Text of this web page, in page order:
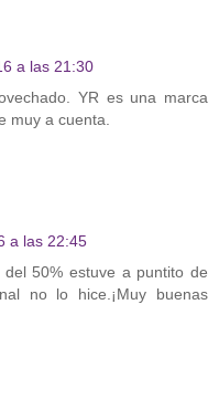
a las 21:30
YR es una marca
muy a cuenta.
a las 22:45
50% estuve a puntito de
no lo hice.¡Muy buenas